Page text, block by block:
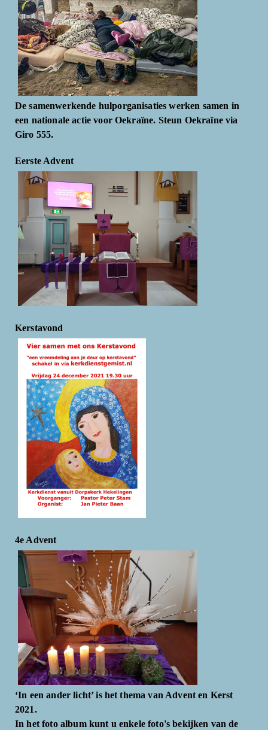
De samenwerkende hulporganisaties werken samen in
een nationale actie voor Oekraïne. Steun Oekraïne via
Giro 555.
Eerste Advent
Kerstavond
4e Advent
‘In een ander licht’ is het thema van Advent en Kerst
2021.
In het foto album kunt u enkele foto's bekijken van de